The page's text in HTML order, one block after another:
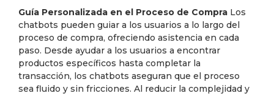
Guía Personalizada en el Proceso de Compra Los
chatbots pueden guiar a los usuarios a lo largo del
proceso de compra, ofreciendo asistencia en cada
paso. Desde ayudar a los usuarios a encontrar
productos específicos hasta completar la
transacción, los chatbots aseguran que el proceso
sea fluido y sin fricciones. Al reducir la complejidad y